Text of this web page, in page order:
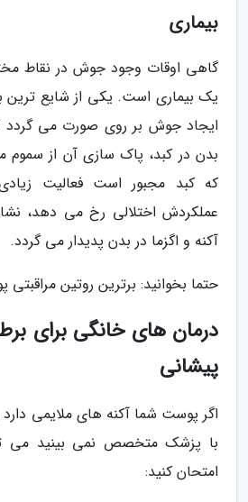
بیماری
گاهی اوقات وجود جوش در نقاط
یک بیماری است. یکی از شایع ترین
ایجاد جوش بر روی صورت می
بدن در کبد، پاک سازی آن از
که کبد مجبور است فعالیت
عملکردش اختلالی رخ می دهد،
آکنه و اگزما در بدن پدیدار می گردد.
حتما بخوانید: برترین روتین
درمان های خانگی برای
پیشانی
اگر پوست شما آکنه های ملایمی
با پزشک متخصص نمی بینید می
امتحان کنید: